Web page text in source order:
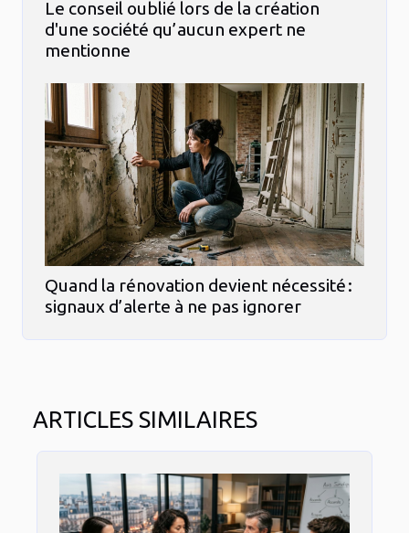
Le conseil oublié lors de la création
d'une société qu’aucun expert ne
mentionne
Quand la rénovation devient nécessité :
signaux d’alerte à ne pas ignorer
ARTICLES SIMILAIRES